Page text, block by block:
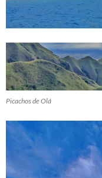
Picachos de Olá